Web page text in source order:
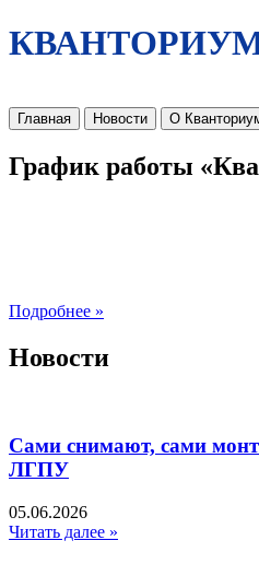
Главная Новости О
График работы
Подробнее »
Новости
Сами снимают, сами
ЛГПУ​
05.06.2026
Читать далее »